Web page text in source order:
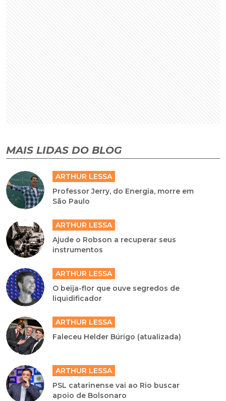
MAIS LIDAS DO BLOG
ARTHUR LESSA
Professor Jerry, do Energia, morre em
São Paulo
ARTHUR LESSA
Ajude o Robson a recuperar seus
instrumentos
ARTHUR LESSA
O beija-flor que ouve segredos de
liquidificador
ARTHUR LESSA
Faleceu Helder Búrigo (atualizada)
ARTHUR LESSA
PSL catarinense vai ao Rio buscar
apoio de Bolsonaro